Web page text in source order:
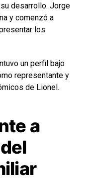
desarrollo. Jorge
y comenzó a
los
un perfil bajo
representante y
de Lionel.
a